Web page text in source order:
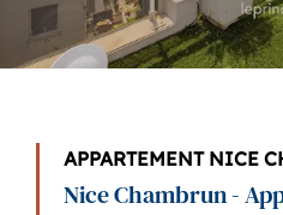
APPARTEMENT NICE
Nice Chambrun -